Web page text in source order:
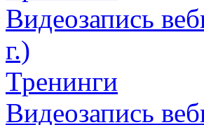
Видеозапись
г.)
Тренинги
Видеозапись